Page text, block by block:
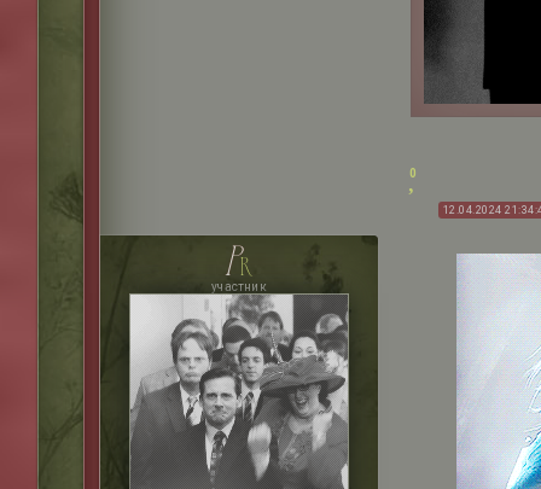
0
12.04.2024
pr
участник